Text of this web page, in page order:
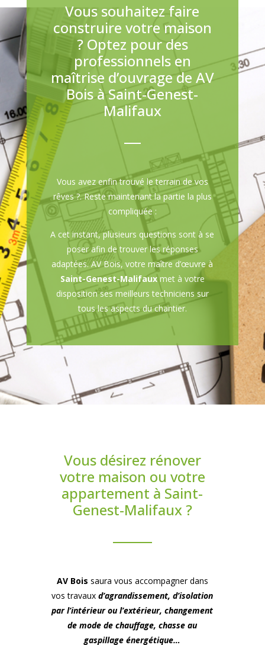
Vous souhaitez faire
construire votre maison
? Optez pour des
professionnels en
maîtrise d’ouvrage de AV
Bois à Saint-Genest-
Malifaux
Vous avez enfin trouvé le terrain de vos
rêves ?. Reste maintenant la partie la plus
compliquée :
A cet instant, plusieurs questions sont à se
poser afin de trouver les réponses
adaptées. AV Bois, votre maître d’œuvre à
Saint-Genest-Malifauxmet à votre
disposition ses meilleurs techniciens sur
tous les aspects du chantier.
Vous désirez rénover
votre maison ou votre
appartement à Saint-
Genest-Malifaux ?
AV Bois saura vous accompagner dans
vos travauxd’agrandissement, d’isolation
par l’intérieur ou l’extérieur, changement
de mode de chauffage, chasse au
gaspillage énergétique…